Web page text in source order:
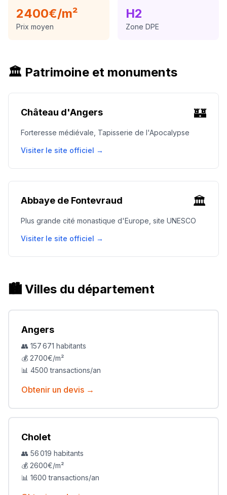
2400€/m²
Prix moyen
H2
Zone DPE
🏛️ Patrimoine et monuments
Château d'Angers 🏰
Forteresse médiévale, Tapisserie de l'Apocalypse
Visiter le site officiel →
Abbaye de Fontevraud 🏛️
Plus grande cité monastique d'Europe, site UNESCO
Visiter le site officiel →
🏙️ Villes du département
Angers
👥 157 671 habitants
💰 2700€/m²
📊 4500 transactions/an
Obtenir un devis →
Cholet
👥 56 019 habitants
💰 2600€/m²
📊 1600 transactions/an